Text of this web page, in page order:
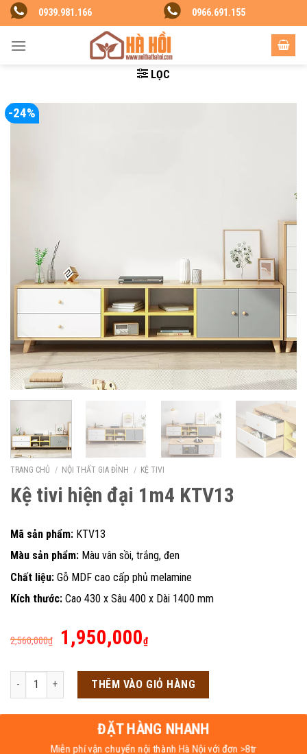
Skip
to
content
0939.981.166 0966.691.155
LỌC
-24%
TRANG CHỦ / NỘI THẤT GIA ĐÌNH / KỆ TIVI
Kệ tivi hiện đại 1m4 KTV13
Mã sản phẩm: KTV13
Màu sản phẩm: Màu vân sồi, trắng, đen
Chất liệu: Gỗ MDF cao cấp phủ melamine
Kích thước: Cao 430 x Sâu 400 x Dài 1400 mm
2,560,000₫
Giá
là:
2,560,000₫.
1,950,000₫Giá
tại
là:
1,950,000₫.
Kệ tivi hiện đại 1m4 KTV13 số lượng
THÊM VÀO GIỎ HÀNG
ĐẶT HÀNG NHANH
Miễn phí vận chuyển nội thành Hà Nội với đơn >8tr